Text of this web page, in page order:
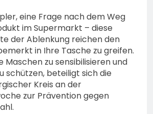
eine Frage nach dem Weg
im Supermarkt – diese
der Ablenkung reichen den
in Ihre Tasche zu greifen.
Maschen zu sensibilisieren und
schützen, beteiligt sich die
Kreis an der
zur Prävention gegen